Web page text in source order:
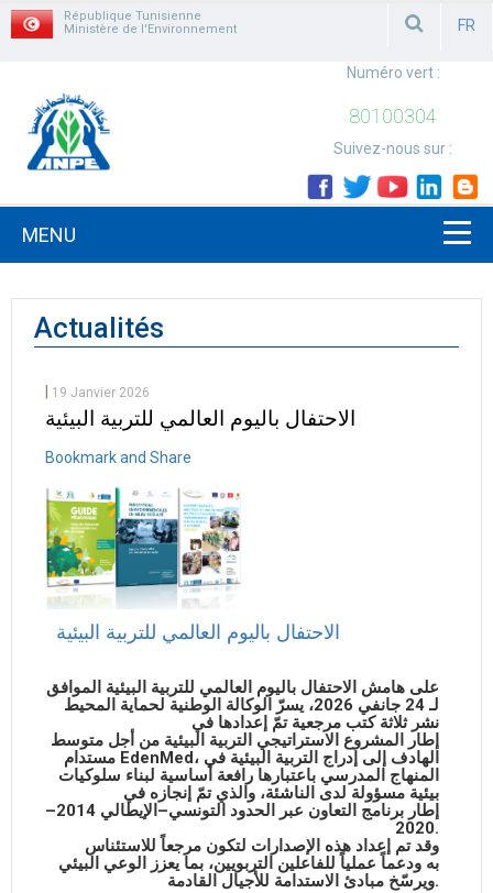
République Tunisienne
Ministère de l'Environnement
FR
Numéro vert :
80100304
Suivez-nous sur :
MENU
Actualités
19 Janvier 2026
الاحتفال باليوم العالمي للتربية البيئية
الاحتفال باليوم العالمي للتربية البيئية
على هامش الاحتفال باليوم العالمي للتربية البيئية الموافق
لـ 24 جانفي 2026، يسرّ الوكالة الوطنية لحماية المحيط
نشر ثلاثة كتب مرجعية تمّ إعدادها في
إطار المشروع الاستراتيجي التربية البيئية من أجل متوسط
مستدام EdenMed، الهادف إلى إدراج التربية البيئية في
المنهاج المدرسي باعتبارها رافعة أساسية لبناء سلوكيات
بيئية مسؤولة لدى الناشئة، والذي تمّ إنجازه في
إطار برنامج التعاون عبر الحدود التونسي–الإيطالي 2014–
2020.
وقد تم إعداد هذه الإصدارات لتكون مرجعاً للاستئناس
به ودعماً عملياً للفاعلين التربويين، بما يعزز الوعي البيئي
ويرسّخ مبادئ الاستدامة للأجيال القادمة.